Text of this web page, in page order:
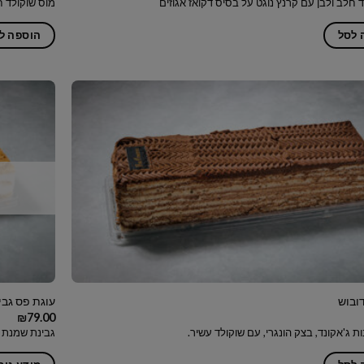
לסל הוספה
ג'אקונד, בצק הונגרי, עם שוקולד עשיר.
עוגת פס
₪79.00
גבינת